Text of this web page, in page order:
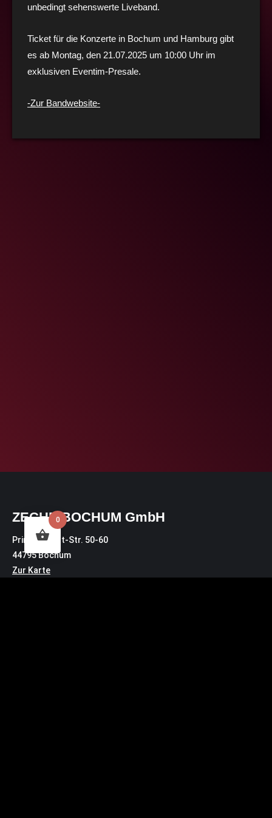
unbedingt sehenswerte Liveband.
Ticket für die Konzerte in Bochum und Hamburg gibt
es ab Montag, den 21.07.2025 um 10:00 Uhr im
exklusiven Eventim-Presale.
-Zur Bandwebsite-
ZECHE BOCHUM GmbH
Prinz-Regent-Str. 50-60
44795 Bochum
Zur Karte
0